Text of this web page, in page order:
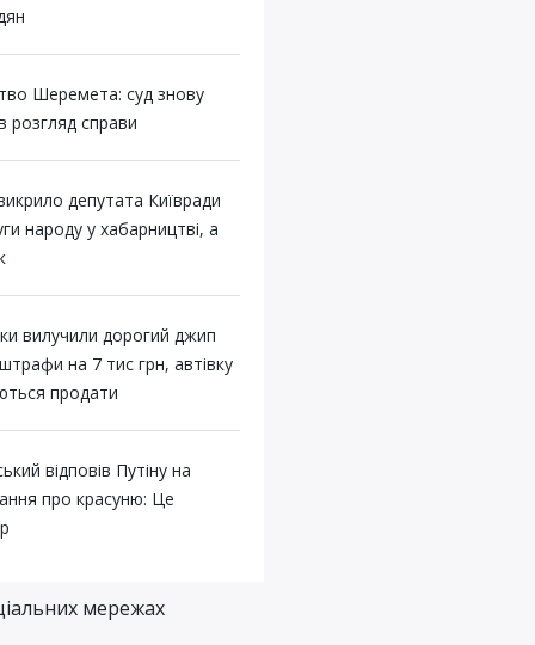
Шеремета: суд знову
розгляд справи
депутата Київради
народу у хабарництві, а
вилучили дорогий джип
на 7 тис грн, автівку
продати
відповів Путіну на
про красуню: Це
мережах